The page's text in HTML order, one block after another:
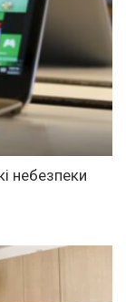
небезпеки